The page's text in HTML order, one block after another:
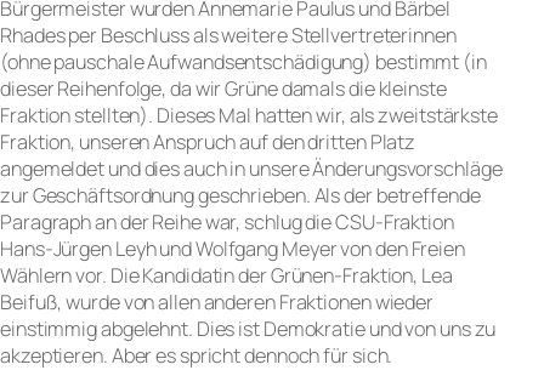
Bürgermeister wurden Annemarie Paulus und Bärbel
Rhades per Beschluss als weitere Stellvertreterinnen
(ohne pauschale Aufwandsentschädigung) bestimmt (in
dieser Reihenfolge, da wir Grüne damals die kleinste
Fraktion stellten). Dieses Mal hatten wir, als zweitstärkste
Fraktion, unseren Anspruch auf den dritten Platz
angemeldet und dies auch in unsere Änderungsvorschläge
zur Geschäftsordnung geschrieben. Als der betreffende
Paragraph an der Reihe war, schlug die CSU-Fraktion
Hans-Jürgen Leyh und Wolfgang Meyer von den Freien
Wählern vor. Die Kandidatin der Grünen-Fraktion, Lea
Beifuß, wurde von allen anderen Fraktionen wieder
einstimmig abgelehnt. Dies ist Demokratie und von uns zu
akzeptieren. Aber es spricht dennoch für sich.